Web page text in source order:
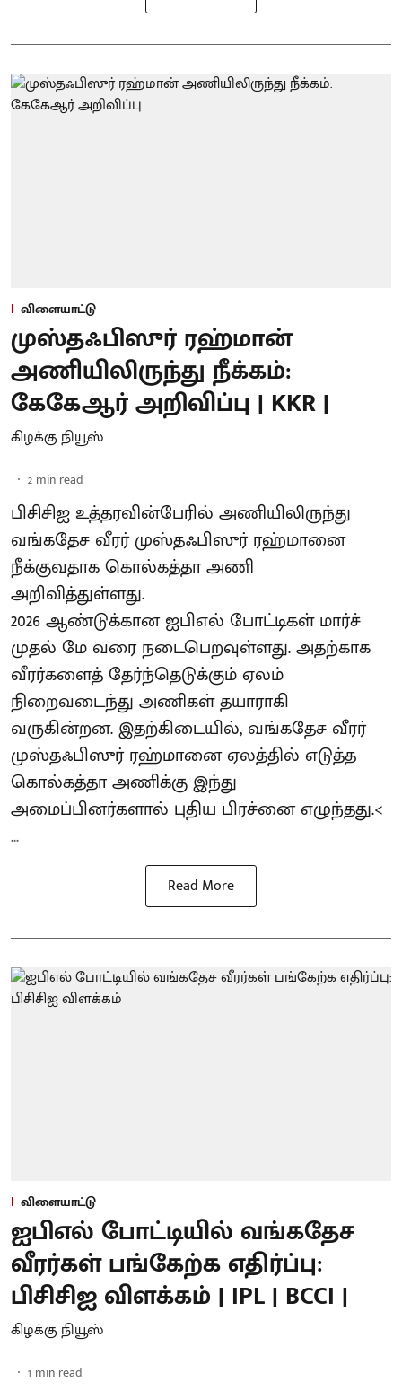
விளையாட்டு
முஸ்தஃபிஸுர் ரஹ்மான்
அணியிலிருந்து நீக்கம்:
கேகேஆர் அறிவிப்பு | KKR |
கிழக்கு நியூஸ்
2 min read
பிசிசிஐ உத்தரவின்பேரில் அணியிலிருந்து
வங்கதேச வீரர் முஸ்தஃபிஸுர் ரஹ்மானை
நீக்குவதாக கொல்கத்தா அணி
அறிவித்துள்ளது.
2026 ஆண்டுக்கான ஐபிஎல் போட்டிகள் மார்ச்
முதல் மே வரை நடைபெறவுள்ளது. அதற்காக
வீரர்களைத் தேர்ந்தெடுக்கும் ஏலம்
நிறைவடைந்து அணிகள் தயாராகி
வருகின்றன. இதற்கிடையில், வங்கதேச வீரர்
முஸ்தஃபிஸுர் ரஹ்மானை ஏலத்தில் எடுத்த
கொல்கத்தா அணிக்கு இந்து
அமைப்பினர்களால் புதிய பிரச்னை எழுந்தது.<
...
Read More
விளையாட்டு
ஐபிஎல் போட்டியில் வங்கதேச
வீரர்கள் பங்கேற்க எதிர்ப்பு:
பிசிசிஐ விளக்கம் | IPL | BCCI |
கிழக்கு நியூஸ்
1 min read